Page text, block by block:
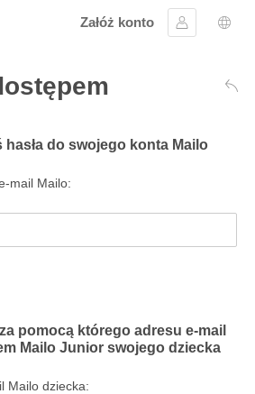
Załóż konto
Zaloguj się
hasła do swojego konta Mailo
mail Mailo:
pomocą którego adresu e-mail
Mailo Junior swojego dziecka
Mailo dziecka: